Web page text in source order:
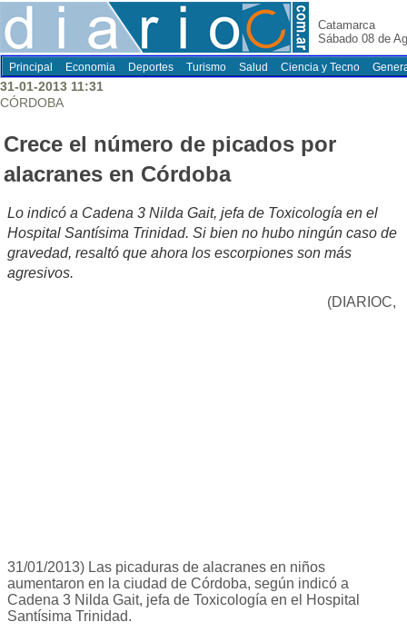
Catamarca
Sábado 08 de
Principal Economia Deportes Turismo Salud Ciencia y Tecno
31-01-2013 11:31
CÓRDOBA
Crece el número de picados por
alacranes en Córdoba
Lo indicó a Cadena 3 Nilda Gait, jefa de Toxicología en el
Hospital Santísima Trinidad. Si bien no hubo ningún caso de
gravedad, resaltó que ahora los escorpiones son más
agresivos.
(DIARIOC,
31/01/2013) Las picaduras de alacranes en niños
aumentaron en la ciudad de Córdoba, según indicó a
Cadena 3 Nilda Gait, jefa de Toxicología en el Hospital
Santísima Trinidad.